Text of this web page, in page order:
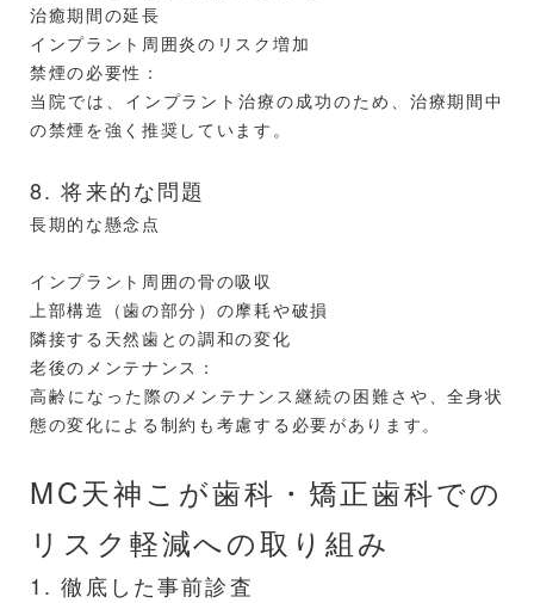
治癒期間の延長
インプラント周囲炎のリスク増加
禁煙の必要性：
当院では、インプラント治療の成功のため、治療期間中
の禁煙を強く推奨しています。
8. 将来的な問題
長期的な懸念点
インプラント周囲の骨の吸収
上部構造（歯の部分）の摩耗や破損
隣接する天然歯との調和の変化
老後のメンテナンス：
高齢になった際のメンテナンス継続の困難さや、全身状
態の変化による制約も考慮する必要があります。
MC天神こが歯科・矯正歯科での
リスク軽減への取り組み
1. 徹底した事前診査